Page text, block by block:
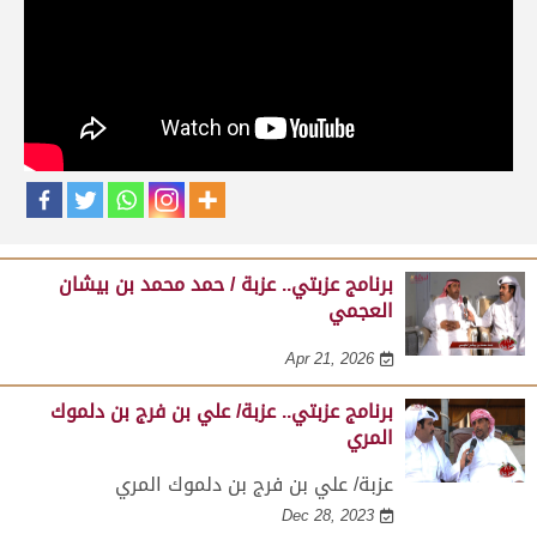
برنامج عزبتي.. عزبة / جبر بن شمسان الرمزاني
النعيمي
برنامج عزبتي.. عزبة / حمد محمد بن بيشان
العجمي
Apr 21, 2026
برنامج عزبتي.. عزبة/ علي بن فرج بن دلموك
المري
عزبة/ علي بن فرج بن دلموك المري
Dec 28, 2023